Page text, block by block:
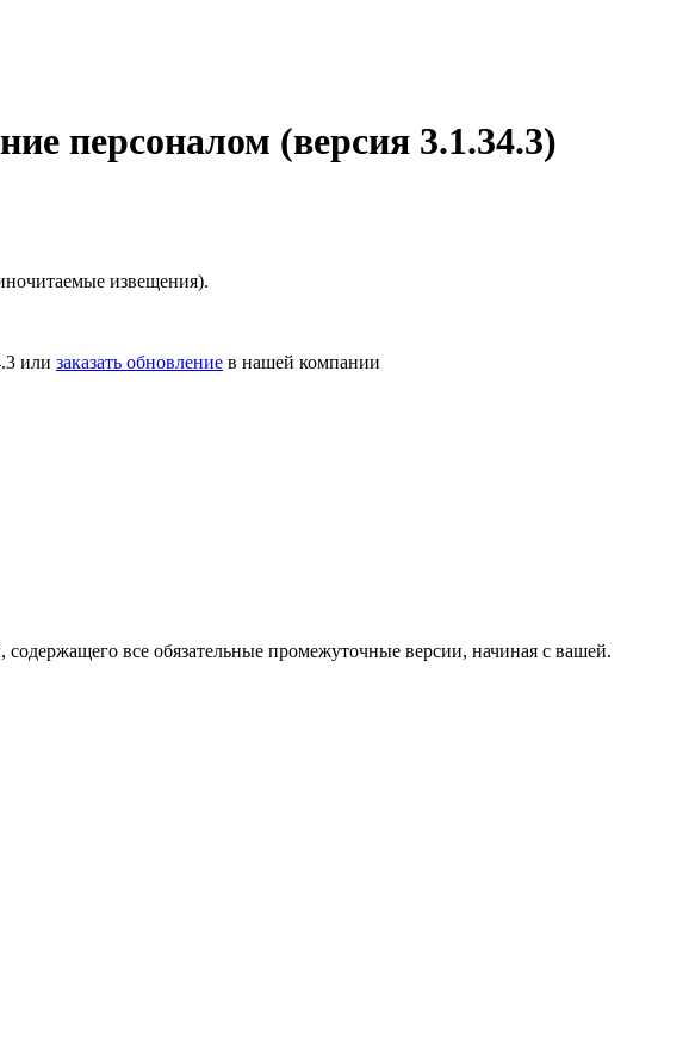
персоналом (версия 3.1.34.3)
извещения).
или заказать обновление в нашей компании
содержащего все обязательные промежуточные версии, начиная с вашей.